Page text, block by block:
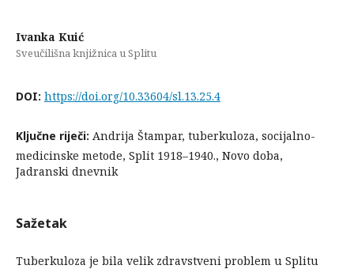
Ivanka Kuić
Sveučilišna knjižnica u Splitu
DOI: https://doi.org/10.33604/sl.13.25.4
Ključne riječi: Andrija Štampar, tuberkuloza, socijalno-
medicinske metode, Split 1918–1940., Novo doba,
Jadranski dnevnik
Sažetak
Tuberkuloza je bila velik zdravstveni problem u Splitu